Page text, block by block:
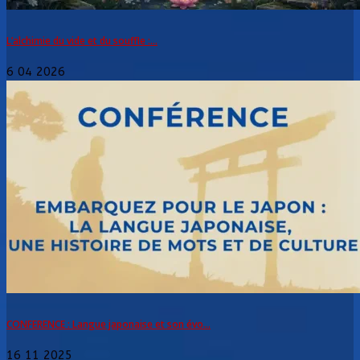
L’alchimie du vide et du souffle :...
6 04 2026
CONFERENCE : Langue japonaise et son évo...
16 11 2025